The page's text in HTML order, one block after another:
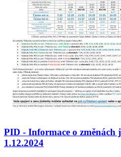
PID - Informace o změnách
1.12.2024